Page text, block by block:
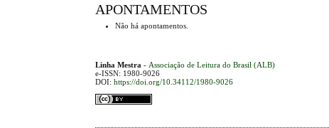
APONTAMENTOS
Não há apontamentos.
Linha Mestra- Associação de Leitura do Brasil (ALB)
e-ISSN: 1980-9026
DOI:https://doi.org/10.34112/1980-9026